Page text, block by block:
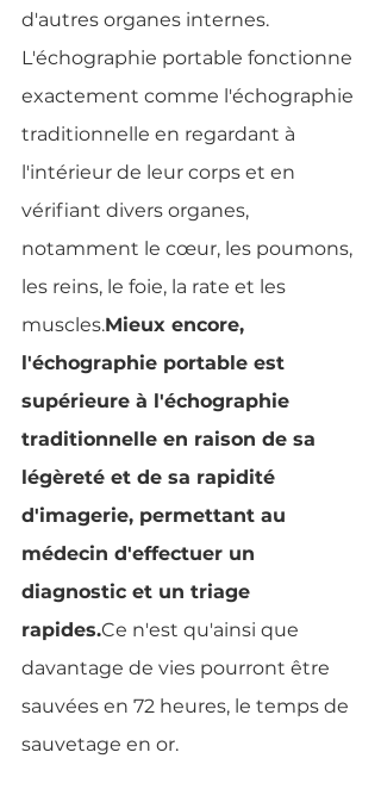
d'autres organes internes.
L'échographie portable fonctionne
exactement comme l'échographie
traditionnelle en regardant à
l'intérieur de leur corps et en
vérifiant divers organes,
notamment le cœur, les poumons,
les reins, le foie, la rate et les
muscles.Mieux encore,
l'échographie portable est
supérieure à l'échographie
traditionnelle en raison de sa
légèreté et de sa rapidité
d'imagerie, permettant au
médecin d'effectuer un
diagnostic et un triage
rapides.Ce n'est qu'ainsi que
davantage de vies pourront être
sauvées en 72 heures, le temps de
sauvetage en or.